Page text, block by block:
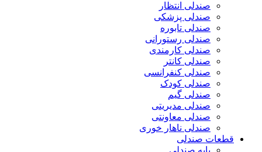
صندلی انتظار
صندلی پزشکی
صندلی تابوره
صندلی رستورانی
صندلی کارمندی
صندلی کانتر
صندلی کنفرانسی
صندلی کودک
صندلی گیم
صندلی مدیریتی
صندلی معاونتی
صندلی ناهار خوری
قطعات صندلی
پایه صندلی